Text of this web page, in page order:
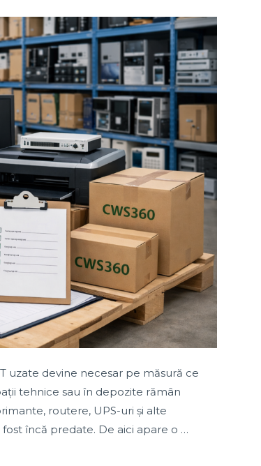
devine necesar pe măsură ce
tehnice sau în depozite rămân
routere, UPS-uri și alte
încă predate. De aici apare o …